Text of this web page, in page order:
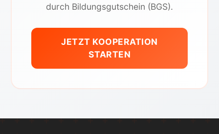
durch Bildungsgutschein (BGS).
JETZT KOOPERATION
STARTEN